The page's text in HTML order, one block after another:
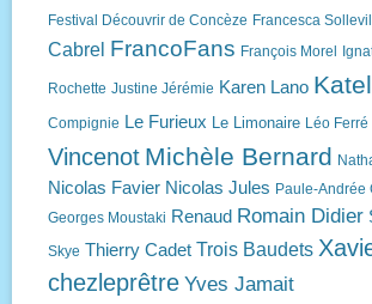
Festival Découvrir de Concèze Francesca
Cabrel FrancoFans François Morel
Rochette Justine Jérémie Karen Lano Katel
Compignie Le Furieux Le Limonaire Léo Ferré
Vincenot Michèle Bernard
Nicolas Favier Nicolas Jules Paule-Andrée
Georges Moustaki Renaud Romain Didier
Skye Thierry Cadet Trois Baudets
chezleprêtre Yves Jamait